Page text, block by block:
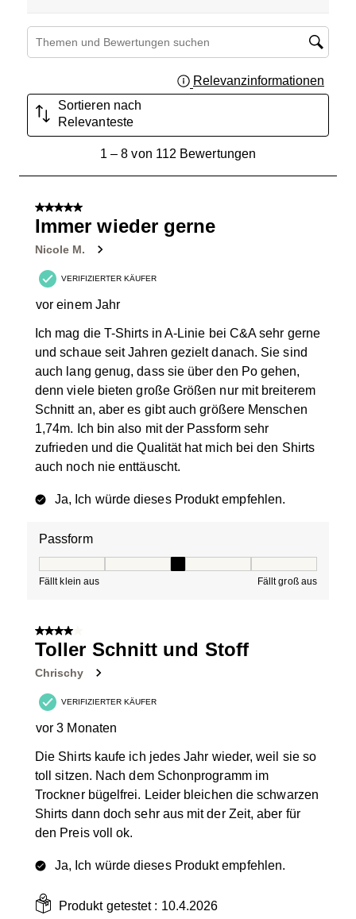
Suchthemen und Bewertungen Suchregion
Relevanzinformationen
Sortieren nach
Relevanteste
von
112
Bewertungen.
1 – 8 von 112 Bewertungen
5 von 5 Sternen.
Immer wieder gerne
Nicole M.
VERIFIZIERTER KÄUFER
vor einem Jahr
Ich mag die T-Shirts in A-Linie bei C&A sehr gerne
und schaue seit Jahren gezielt danach. Sie sind
auch lang genug, dass sie über den Po gehen,
denn viele bieten große Größen nur mit breiterem
Schnitt an, aber es gibt auch größere Menschen
1,74m. Ich bin also mit der Passform sehr
zufrieden und die Qualität hat mich bei den Shirts
auch noch nie enttäuscht.
Ja, Ich würde dieses Produkt empfehlen.
Passform
Fällt klein aus Fällt groß aus
4 von 5 Sternen.
Toller Schnitt und Stoff
Chrischy
VERIFIZIERTER KÄUFER
vor 3 Monaten
Die Shirts kaufe ich jedes Jahr wieder, weil sie so
toll sitzen. Nach dem Schonprogramm im
Trockner bügelfrei. Leider bleichen die schwarzen
Shirts dann doch sehr aus mit der Zeit, aber für
den Preis voll ok.
Ja, Ich würde dieses Produkt empfehlen.
Produkt getestet : 10.4.2026